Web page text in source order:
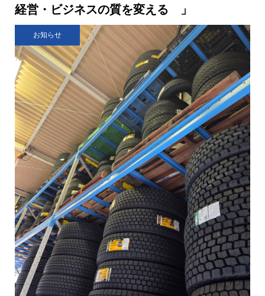
経営・ビジネスの質を変える 」
お知らせ